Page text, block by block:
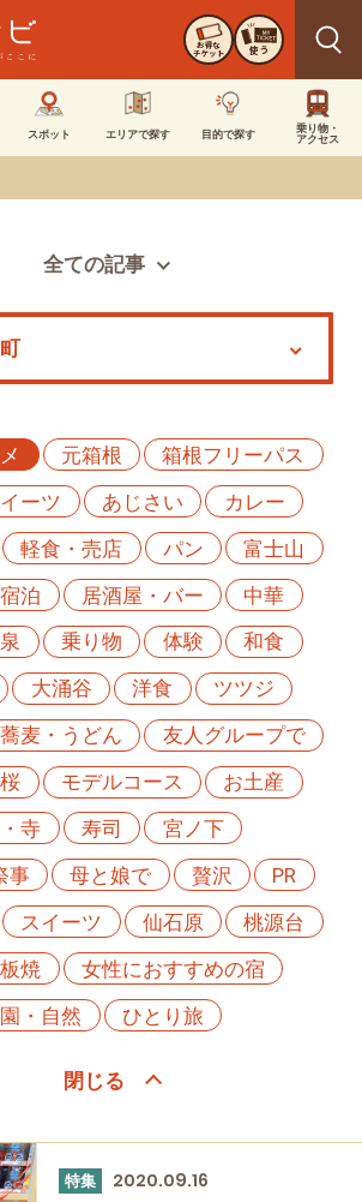
お得な
チケット 使う
スポット エリアで探す 目的で探す
乗り物・
アクセス
全ての記事
特集
元箱根
箱根フリーパス
ーツ
あじさい
カレー
軽食・売店 パン
富士山
宿泊 居酒屋・バー
中華
乗り物 体験
和食
大涌谷 洋食
ツツジ
蕎麦・うどん
友人グループで
桜 モデルコース
お土産
寺
寿司
宮ノ下
事
母と娘で 贅沢
PR
スイーツ 仙石原
桃源台
焼
女性におすすめの宿
・自然
ひとり旅
特集 2020.09.16